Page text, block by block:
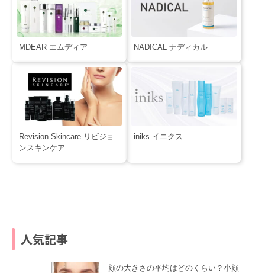
MDEAR エムディア NADICAL ナディカル
Revision Skincare リビジョ
ンスキンケア
iniks イニクス
人気記事
顔の大きさの平均はどのくらい？小顔